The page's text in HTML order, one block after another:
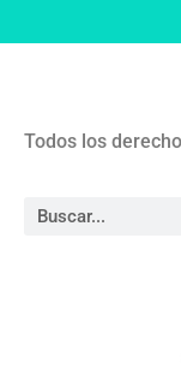
Todos los